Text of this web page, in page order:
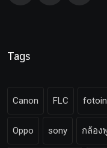
Tags
Canon FLC
Oppo sony กล้อง